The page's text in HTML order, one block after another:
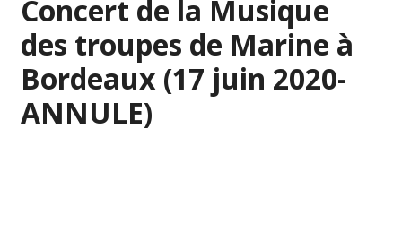
Concert de la Musique
des troupes de Marine à
Bordeaux (17 juin 2020-
ANNULE)